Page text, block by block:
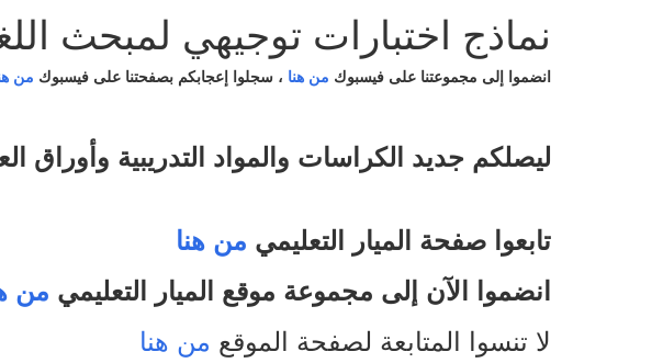
نماذج اختبارات توجيهي لمبحث
انضموا إلى مجموعتنا على فيسبوك من هنا ، سجلوا إعجابكم بصفحتنا على فيسبوك من
ليصلكم جديد الكراسات والمواد التدريبية وأوراق
تابعوا صفحة الميار التعليمي من هنا
انضموا الآن إلى مجموعة موقع الميار التعليمي من
لا تنسوا المتابعة لصفحة الموقع من هنا